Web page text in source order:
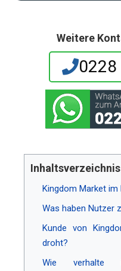
Weitere
0228
Inhaltsverzeichnis
Kingdom Market
Was haben Nutzer
Kunde von
droht?
Wie